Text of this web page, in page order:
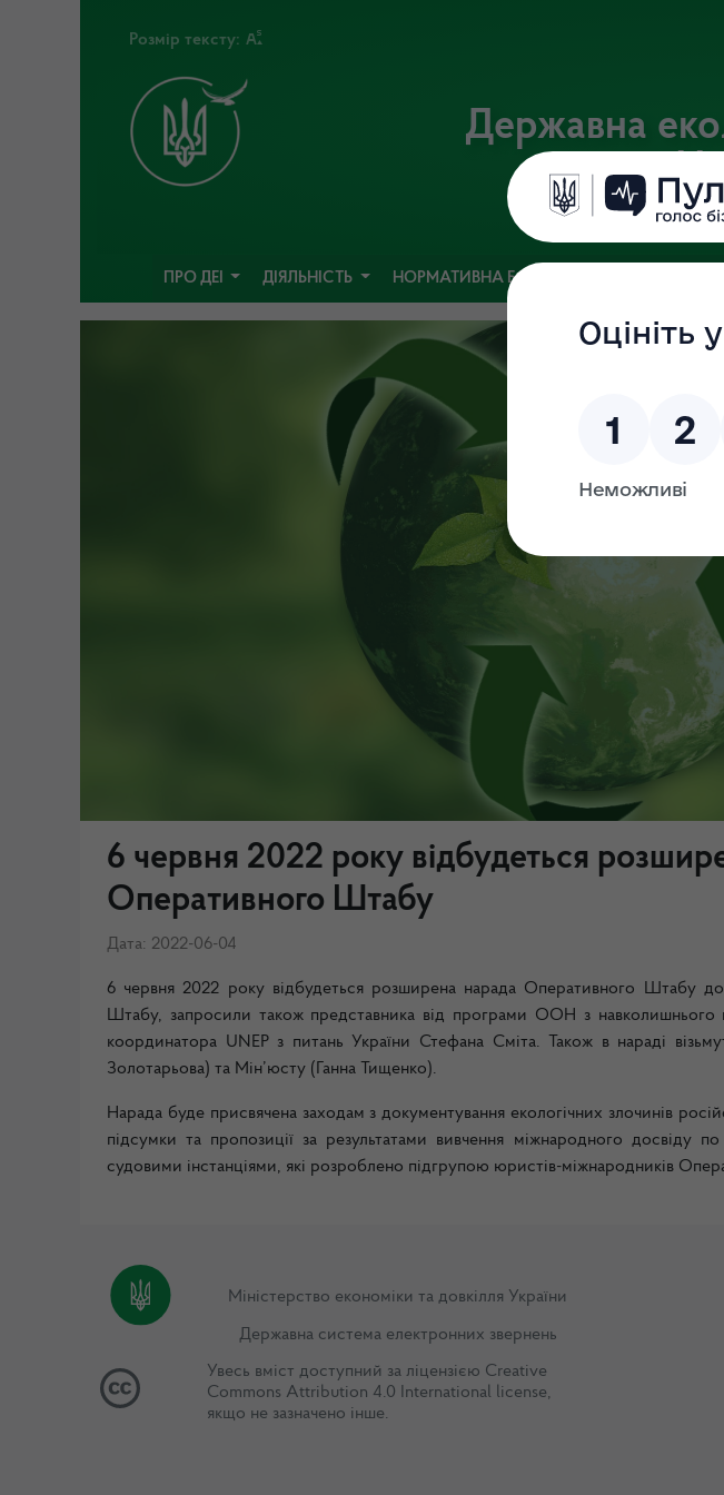
Розмір тексту:
Державна
Офіційний веб-портал
ПРО ДЕІ ДІЯЛЬНІСТЬ НОРМАТИВНА БАЗА
6 червня 2022 року відбудеться
Оперативного Штабу
Дата: 2022-06-04
6 червня 2022 року відбудеться розширена нарада Оперативного Штабу до
Штабу, запросили також представника від програми ООН з
координатора UNEP з питань України Стефана Сміта. Також в нараді
Золотарьова) та Мін’юсту (Ганна Тищенко).
Нарада буде присвячена заходам з документування екологічних злочинів
підсумки та пропозиції за результатами вивчення міжнародного досвіду
судовими інстанціями, які розроблено підгрупою юристів-міжнародників
Міністерство економіки та довкілля України
Державна система електронних звернень
Увесь вміст доступний за ліцензією Creative
Commons Attribution 4.0 International license,
якщо не зазначено інше.